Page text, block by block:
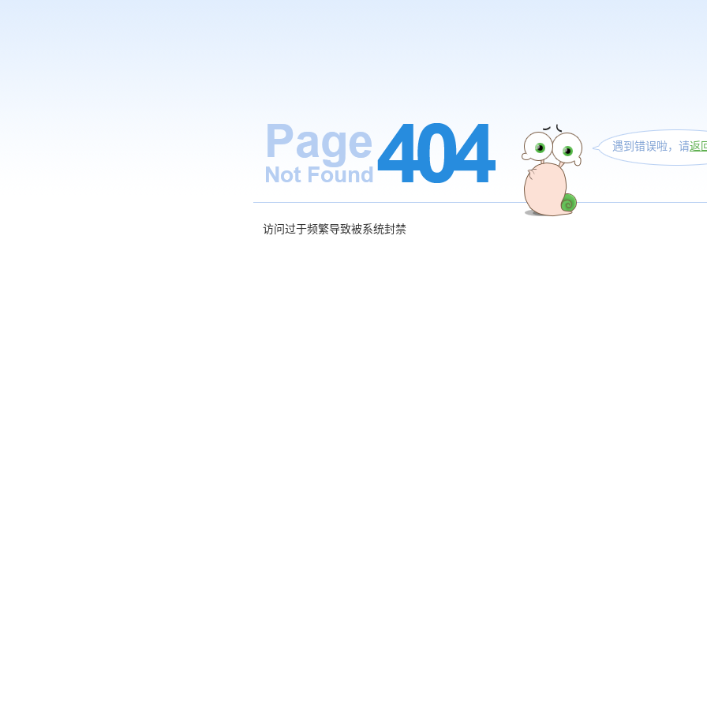
遇到错误啦，请返
访问过于频繁导致被系统封禁